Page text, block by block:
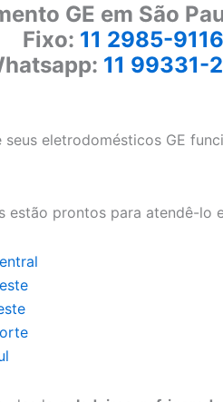
GE em São
Fixo: 11 2985-9116
11 99331-
eletrodomésticos GE
estão prontos para atendê-lo